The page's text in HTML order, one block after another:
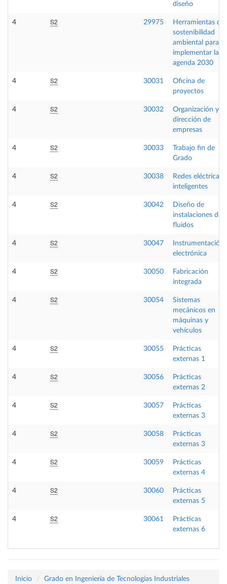
diseño
4 S2 29975
Herramientas de
sostenibilidad
ambiental para
implementar la
agenda 2030
4 S2 30031
Oficina de
proyectos
4 S2 30032
Organización y
dirección de
empresas
4 S2 30033
Trabajo fin de
Grado
4 S2 30038
Redes eléctricas
inteligentes
4 S2 30042
Diseño de
instalaciones de
fluidos
4 S2 30047
Instrumentación
electrónica
4 S2 30050
Fabricación
integrada
4 S2 30054
Sistemas
mecánicos en
máquinas y
vehículos
4 S2 30055
Prácticas
externas 1
4 S2 30056
Prácticas
externas 2
4 S2 30057
Prácticas
externas 3
4 S2 30058
Prácticas
externas 3
4 S2 30059
Prácticas
externas 4
4 S2 30060
Prácticas
externas 5
4 S2 30061
Prácticas
externas 6
Inicio
Grado en Ingeniería de Tecnologías Industriales